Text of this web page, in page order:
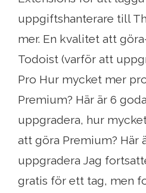
uppgiftshanterare till
mer. En kvalitet att
Todoist (varför att
Pro Hur mycket mer
Premium? Här är 6
uppgradera, hur
att göra Premium? Här
uppgradera Jag
gratis för ett tag, men